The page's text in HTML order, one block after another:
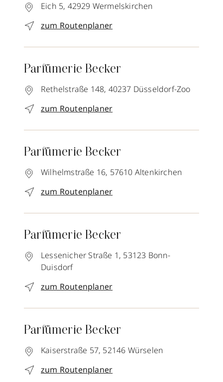
Eich 5, 42929 Wermelskirchen
zum Routenplaner
Parfümerie Becker
Rethelstraße 148, 40237 Düsseldorf-Zoo
zum Routenplaner
Parfümerie Becker
Wilhelmstraße 16, 57610 Altenkirchen
zum Routenplaner
Parfümerie Becker
Lessenicher Straße 1, 53123 Bonn-
Duisdorf
zum Routenplaner
Parfümerie Becker
Kaiserstraße 57, 52146 Würselen
zum Routenplaner